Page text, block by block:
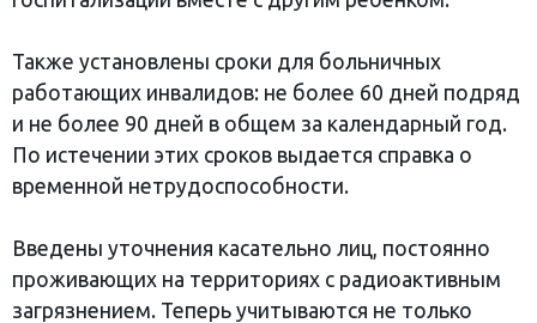
Также установлены сроки для больничных
работающих инвалидов: не более 60 дней подряд
и не более 90 дней в общем за календарный год.
По истечении этих сроков выдается справка о
временной нетрудоспособности.
Введены уточнения касательно лиц, постоянно
проживающих на территориях с радиоактивным
загрязнением. Теперь учитываются не только